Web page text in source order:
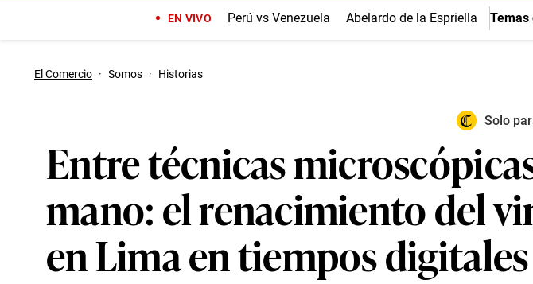
EN VIVO Perú vs Venezuela Abelardo de la Espriella Temas
El Comercio · Somos · Historias
Solo
Entre técnicas
mano: el renacimiento del
en Lima en tiempos digitales